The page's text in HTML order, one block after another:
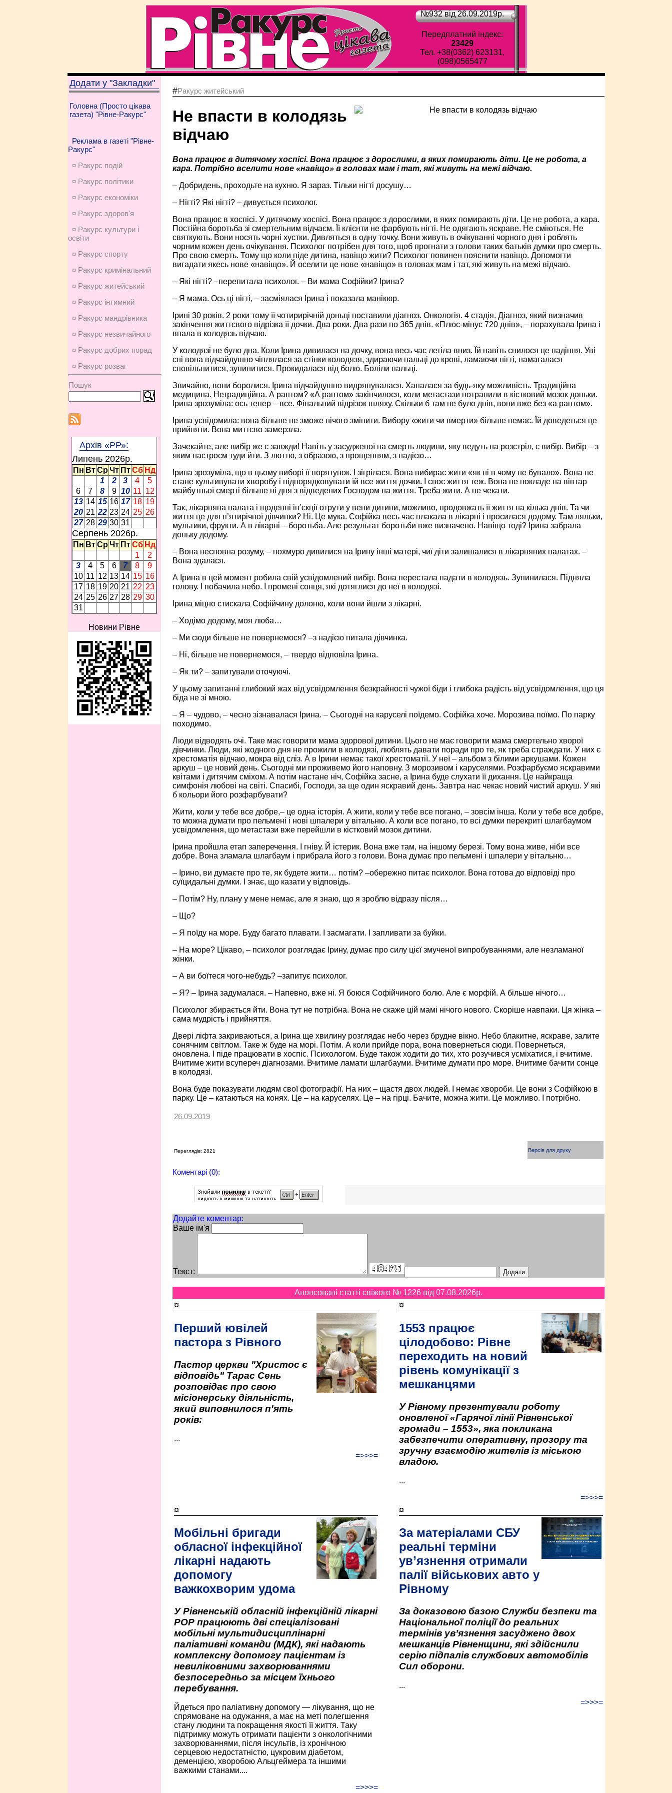
№932 від 26.09.2019p.
Передплатний індекс:
23429
Тел. +38(0362) 623131,
(098)0565477
Додати у "Закладки"
Головна (Просто цікава
газета) "Рівне-Ракурс"
Реклама в газеті "Рівне-
Ракурс"
¤ Ракурс подій
¤ Ракурс політики
¤ Ракурс економiки
¤ Ракурс здоров'я
¤ Ракурс культури і
освіти
¤ Ракурс спорту
¤ Ракурс кримінальний
¤ Ракурс житейський
¤ Ракурс інтимний
¤ Ракурс мандрівника
¤ Ракурс незвичайного
¤ Ракурс добрих порад
¤ Ракурс розваг
Пошук
Архів «РР»:
Липень 2026p.
Пн Вт Ср Чт Пт Сб Нд
1
2 3 4
5
6
7 8 9 10 11 12
13 14 15 16 17 18 19
20 21 22 23 24 25 26
27 28 29 30 31
Серпень 2026p.
Пн Вт Ср Чт Пт Сб Нд
1
2
3
4 5 6 7 8
9
10 11 12 13 14 15 16
17 18 19 20 21 22 23
24 25 26 27 28 29 30
31
Новини Рівне
#Ракурс житейський
Не впасти в колодязь
відчаю
Вона працює в дитячому хоспісі. Вона працює з дорослими, в яких помирають діти. Це не робота, а
кара. Потрібно вселити нове «навіщо» в головах мам і тат, які живуть на межі відчаю.
– Добридень, проходьте на кухню. Я зараз. Тільки нігті досушу…
– Нігті? Які нігті? – дивується психолог.
Вона працює в хоспісі. У дитячому хоспісі. Вона працює з дорослими, в яких помирають діти. Це не робота, а кара.
Постійна боротьба зі смертельним відчаєм. Її клієнти не фарбують нігті. Не одягають яскраве. Не сміються. Не
святкують. Вони носять чорні хустки. Дивляться в одну точку. Вони живуть в очікуванні чорного дня і роблять
чорним кожен день очікування. Психолог потрібен для того, щоб прогнати з голови таких батьків думки про смерть.
Про свою смерть. Тому що коли піде дитина, навіщо жити? Психолог повинен пояснити навіщо. Допомогти
вигадати якесь нове «навіщо». Й оселити це нове «навіщо» в головах мам і тат, які живуть на межі відчаю.
– Які нігті? –перепитала психолог. – Ви мама Софійки? Ірина?
– Я мама. Ось ці нігті, – засміялася Ірина і показала манікюр.
Ірині 30 років. 2 роки тому її чотирирічній доньці поставили діагноз. Онкологія. 4 стадія. Діагноз, який визначив
закінчення життєвого відрізка її дочки. Два роки. Два рази по 365 днів. «Плюс-мінус 720 днів», – порахувала Ірина і
впала в колодязь відчаю.
У колодязі не було дна. Коли Ірина дивилася на дочку, вона весь час летіла вниз. Їй навіть снилося це падіння. Уві
сні вона відчайдушно чіплялася за стінки колодязя, здираючи пальці до крові, ламаючи нігті, намагалася
сповільнитися, зупинитися. Прокидалася від болю. Боліли пальці.
Звичайно, вони боролися. Ірина відчайдушно видряпувалася. Хапалася за будь-яку можливість. Традиційна
медицина. Нетрадиційна. А раптом? «А раптом» закінчилося, коли метастази потрапили в кістковий мозок доньки.
Ірина зрозуміла: ось тепер – все. Фінальний відрізок шляху. Скільки б там не було днів, вони вже без «а раптом».
Ірина усвідомила: вона більше не зможе нічого змінити. Вибору «жити чи вмерти» більше немає. Їй доведеться це
прийняти. Вона миттєво замерзла.
Зачекайте, але вибір же є завжди! Навіть у засудженої на смерть людини, яку ведуть на розстріл, є вибір. Вибір – з
яким настроєм туди йти. З люттю, з образою, з прощенням, з надією…
Ірина зрозуміла, що в цьому виборі її порятунок. І зігрілася. Вона вибирає жити «як ні в чому не бувало». Вона не
стане культивувати хворобу і підпорядковувати їй все життя дочки. І своє життя теж. Вона не покладе на вівтар
майбутньої смерті більше ні дня з відведених Господом на життя. Треба жити. А не чекати.
Так, лікарняна палата і щоденні ін’єкції отрути у вени дитини, можливо, продовжать її життя на кілька днів. Та чи
життя це для п’ятирічної дівчинки? Ні. Це мука. Софійка весь час плакала в лікарні і просилася додому. Там ляльки,
мультики, фрукти. А в лікарні – боротьба. Але результат боротьби вже визначено. Навіщо тоді? Ірина забрала
доньку додому.
– Вона несповна розуму, – похмуро дивилися на Ірину інші матері, чиї діти залишалися в лікарняних палатах. –
Вона здалася.
А Ірина в цей момент робила свій усвідомлений вибір. Вона перестала падати в колодязь. Зупинилася. Підняла
голову. І побачила небо. І промені сонця, які дотяглися до неї в колодязі.
Ірина міцно стискала Софійчину долоню, коли вони йшли з лікарні.
– Ходімо додому, моя люба…
– Ми сюди більше не повернемося? –з надією питала дівчинка.
– Ні, більше не повернемося, – твердо відповіла Ірина.
– Як ти? – запитували оточуючі.
У цьому запитанні глибокий жах від усвідомлення безкрайності чужої біди і глибока радість від усвідомлення, що ця
біда не зі мною.
– Я – чудово, – чесно зізнавалася Ірина. – Сьогодні на каруселі поїдемо. Софійка хоче. Морозива поїмо. По парку
походимо.
Люди відводять очі. Таке має говорити мама здорової дитини. Цього не має говорити мама смертельно хворої
дівчинки. Люди, які жодного дня не прожили в колодязі, люблять давати поради про те, як треба страждати. У них є
хрестоматія відчаю, мокра від сліз. А в Ірини немає такої хрестоматії. У неї – альбом з білими аркушами. Кожен
аркуш – це новий день. Сьогодні ми проживемо його наповну. З морозивом і каруселями. Розфарбуємо яскравими
квітами і дитячим сміхом. А потім настане ніч, Софійка засне, а Ірина буде слухати її дихання. Це найкраща
симфонія любові на світі. Спасибі, Господи, за ще один яскравий день. Завтра нас чекає новий чистий аркуш. У які
б кольори його розфарбувати?
Жити, коли у тебе все добре,– це одна історія. А жити, коли у тебе все погано, – зовсім інша. Коли у тебе все добре,
то можна думати про пельмені і нові шпалери у вітальню. А коли все погано, то всі думки перекриті шлагбаумом
усвідомлення, що метастази вже перейшли в кістковий мозок дитини.
Ірина пройшла етап заперечення. І гніву. Й істерик. Вона вже там, на іншому березі. Тому вона живе, ніби все
добре. Вона зламала шлагбаум і прибрала його з голови. Вона думає про пельмені і шпалери у вітальню…
– Ірино, ви думаєте про те, як будете жити… потім? –обережно питає психолог. Вона готова до відповіді про
суїцидальні думки. І знає, що казати у відповідь.
– Потім? Ну, плану у мене немає, але я знаю, що я зроблю відразу після…
– Що?
– Я поїду на море. Буду багато плавати. І засмагати. І запливати за буйки.
– На море? Цікаво, – психолог розглядає Ірину, думає про силу цієї змученої випробуваннями, але незламаної
жінки.
– А ви боїтеся чого-небудь? –запитує психолог.
– Я? – Ірина задумалася. – Напевно, вже ні. Я боюся Софійчиного болю. Але є морфій. А більше нічого…
Психолог збирається йти. Вона тут не потрібна. Вона не скаже цій мамі нічого нового. Скоріше навпаки. Ця жінка –
сама мудрість і прийняття.
Двері ліфта закриваються, а Ірина ще хвилину розглядає небо через брудне вікно. Небо блакитне, яскраве, залите
сонячним світлом. Таке ж буде на морі. Потім. А коли прийде пора, вона повернеться сюди. Повернеться,
оновлена. І піде працювати в хоспіс. Психологом. Буде також ходити до тих, хто розучився усміхатися, і вчитиме.
Вчитиме жити всупереч діагнозами. Вчитиме ламати шлагбауми. Вчитиме думати про море. Вчитиме бачити сонце
в колодязі.
Вона буде показувати людям свої фотографії. На них – щастя двох людей. І немає хвороби. Це вони з Софійкою в
парку. Це – катаються на конях. Це – на каруселях. Це – на гірці. Бачите, можна жити. Це можливо. І потрібно.
26.09.2019
Переглядів: 2821 Версія для друку
Коментарі (0):
Додайте коментар:
Ваше ім'я
Текст:
Анонсовані статті свіжого № 1226 від 07.08.2026p.
¤
Перший ювілей
пастора з Рівного
Пастор церкви "Христос є
відповідь" Тарас Сень
розповідає про свою
місіонерську діяльність,
який виповнилося п'ять
років:
...
=>>>=
¤
1553 працює
цілодобово: Рівне
переходить на новий
рівень комунікації з
мешканцями
У Рівному презентували роботу
оновленої «Гарячої лінії Рівненської
громади – 1553», яка покликана
забезпечити оперативну, прозору та
зручну взаємодію жителів із міською
владою.
...
=>>>=
¤
Мобільні бригади
обласної інфекційної
лікарні надають
допомогу
важкохворим удома
У Рівненській обласній інфекційній лікарні
РОР працюють дві спеціалізовані
мобільні мультидисциплінарні
паліативні команди (МДК), які надають
комплексну допомогу пацієнтам із
невиліковними захворюваннями
безпосередньо за місцем їхнього
перебування.
Йдеться про паліативну допомогу — лікування, що не
спрямоване на одужання, а має на меті полегшення
стану людини та покращення якості її життя. Таку
підтримку можуть отримати пацієнти з онкологічними
захворюваннями, після інсультів, із хронічною
серцевою недостатністю, цукровим діабетом,
деменцією, хворобою Альцгеймера та іншими
важкими станами....
=>>>=
¤
За матеріалами СБУ
реальні терміни
ув’язнення отримали
палії військових авто у
Рівному
За доказовою базою Служби безпеки та
Національної поліції до реальних
термінів ув’язнення засуджено двох
мешканців Рівненщини, які здійснили
серію підпалів службових автомобілів
Сил оборони.
...
=>>>=